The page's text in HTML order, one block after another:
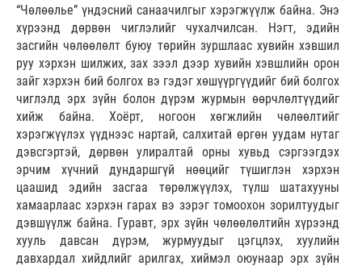
“Чөлөөлье” үндэсний санаачилгыг хэрэгжүүлж байна. Энэ
хүрээнд дөрвөн чиглэлийг чухалчилсан. Нэгт, эдийн
засгийн чөлөөлөлт буюу төрийн зуршлаас хувийн хэвшил
руу хэрхэн шилжих, зах зээл дээр хувийн хэвшлийн орон
зайг хэрхэн бий болгох вэ гэдэг хөшүүргүүдийг бий болгох
чиглэлд эрх зүйн болон дүрэм журмын өөрчлөлтүүдийг
хийж байна. Хоёрт, ногоон хөгжлийн чөлөөлтийг
хэрэгжүүлэх үүднээс нартай, салхитай өргөн уудам нутаг
дэвсгэртэй, дөрвөн улиралтай орны хувьд сэргээгдэх
эрчим хүчний дундаршгүй нөөцийг түшиглэн хэрхэн
цаашид эдийн засгаа төрөлжүүлэх, түлш шатахууны
хамаарлаас хэрхэн гарах вэ зэрэг томоохон зорилтуудыг
дэвшүүлж байна. Гуравт, эрх зүйн чөлөөлөлтийн хүрээнд
хууль давсан дүрэм, журмуудыг цэгцлэх, хуулийн
давхардал хийдлийг арилгах, хиймэл оюунаар эрх зүйн